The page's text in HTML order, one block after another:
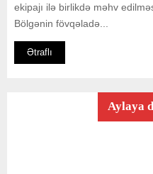
ekipajı ilə birlikdə məhv
Bölgənin fövqəladə...
Ətraflı
Aylaya